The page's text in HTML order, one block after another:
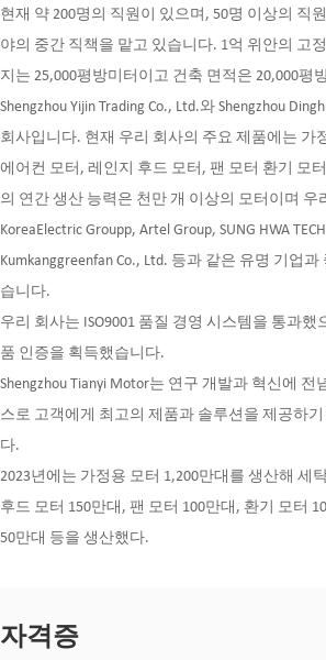
현재 약 200명의 직원이 있으며, 50명 이상의 직
야의 중간 직책을 맡고 있습니다. 1억 위안의 고
지는 25,000평방미터이고 건축 면적은 20,000평
Shengzhou Yijin Trading Co., Ltd.와 Shengzhou
회사입니다. 현재 우리 회사의 주요 제품에는 가
에어컨 모터, 레인지 후드 모터, 팬 모터 환기 모
의 연간 생산 능력은 천만 개 이상의 모터이며 우
KoreaElectric Groupp, Artel Group, SUNG HWA
Kumkanggreenfan Co., Ltd. 등과 같은 유명 기업
습니다.
우리 회사는 ISO9001 품질 경영 시스템을 통과했으
품 인증을 획득했습니다.
Shengzhou Tianyi Motor는 연구 개발과 혁신에 전
스로 고객에게 최고의 제품과 솔루션을 제공하
다.
2023년에는 가정용 모터 1,200만대를 생산해 세
후드 모터 150만대, 팬 모터 100만대, 환기 모터
50만대 등을 생산했다.
자격증